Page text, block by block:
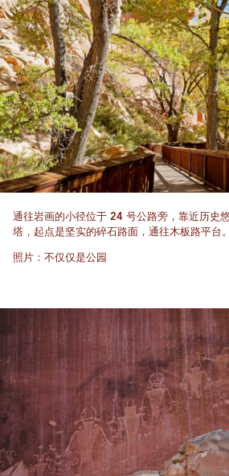
通往岩画的小径位于 24 号公路旁，靠近历史
塔，起点是坚实的碎石路面，通往木板路平台。
照片：不仅仅是公园